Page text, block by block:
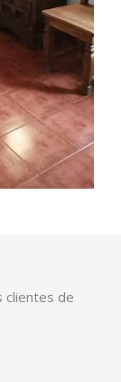
clientes de